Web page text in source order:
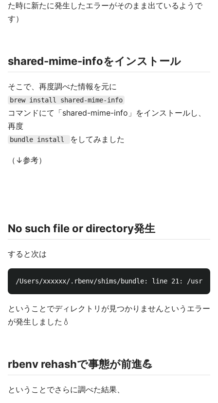
た時に新たに発生したエラーがそのまま出ているようで
す）
shared-mime-infoをインストール
そこで、再度調べた情報を元に
brew install shared-mime-info
コマンドにて「shared-mime-info」をインストールし、
再度
bundle install をしてみました
（↓参考）
No such file or directory発生
すると次は
ということでディレクトリが見つかりませんというエラー
が発生しました💧
rbenv rehashで事態が前進💪
ということでさらに調べた結果、